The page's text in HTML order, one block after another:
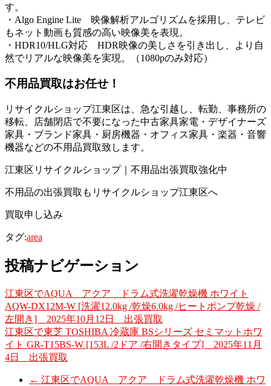
す。
・Algo Engine Lite 映像解析アルゴリズムを採用し、テレビ
もネット動画も質感の高い映像美を表現。
・HDR10/HLG対応 HDR映像の美しさを引き出し、より自
然でリアルな映像美を実現。（1080pのみ対応）
不用品買取はお任せ！
リサイクルショップ江東区は、急な引越し、転勤、事務所の
移転、店舗閉店で不要になった中古家具家電・デザイナーズ
家具・ブランド家具・厨房機器・オフィス家具・楽器・音響
機器などの不用品買取致します。
江東区リサイクルショップ｜不用品出張買取強化中
不用品の出張買取もリサイクルショップ江東区へ
買取申し込み
タグ:area
投稿ナビゲーション
江東区でAQUA アクア ドラム式洗濯乾燥機 ホワイト
AQW-DX12M-W [洗濯12.0kg /乾燥6.0kg /ヒートポンプ乾燥 /
左開き] 2025年10月12日 出張買取
江東区で東芝 TOSHIBA 冷蔵庫 BSシリーズ セミマットホワ
イト GR-T15BS-W [153L /2ドア /右開きタイプ] 2025年11月
4日 出張買取
← 江東区でAQUA アクア ドラム式洗濯乾燥機 ホワ